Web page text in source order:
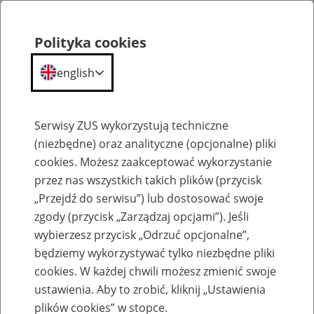
Szkolenia
Zaproś ZUS do siebie: Aktywni 50+
Polityka cookies
english
Serwisy ZUS wykorzystują techniczne
(niezbędne) oraz analityczne (opcjonalne) pliki
cookies. Możesz zaakceptować wykorzystanie
przez nas wszystkich takich plików (przycisk
„Przejdź do serwisu”) lub dostosować swoje
zgody (przycisk „Zarządzaj opcjami”). Jeśli
wybierzesz przycisk „Odrzuć opcjonalne”,
będziemy wykorzystywać tylko niezbędne pliki
cookies. W każdej chwili możesz zmienić swoje
ustawienia. Aby to zrobić, kliknij „Ustawienia
plików cookies” w stopce.